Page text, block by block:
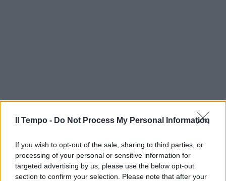
Il Tempo - Do Not Process My Personal Information
If you wish to opt-out of the sale, sharing to third parties, or
processing of your personal or sensitive information for
targeted advertising by us, please use the below opt-out
section to confirm your selection. Please note that after your